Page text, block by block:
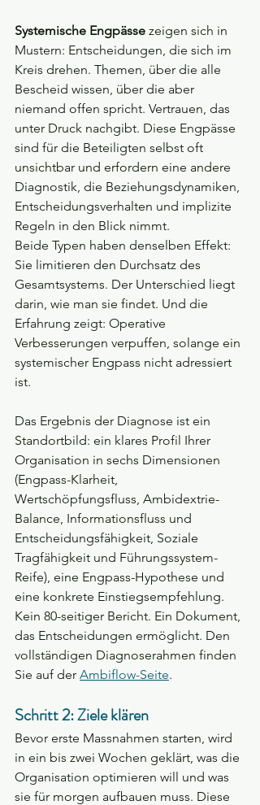
Systemische Engpässe zeigen sich in
Mustern: Entscheidungen, die sich im
Kreis drehen. Themen, über die alle
Bescheid wissen, über die aber
niemand offen spricht. Vertrauen, das
unter Druck nachgibt. Diese Engpässe
sind für die Beteiligten selbst oft
unsichtbar und erfordern eine andere
Diagnostik, die Beziehungsdynamiken,
Entscheidungsverhalten und implizite
Regeln in den Blick nimmt.
Beide Typen haben denselben Effekt:
Sie limitieren den Durchsatz des
Gesamtsystems. Der Unterschied liegt
darin, wie man sie findet. Und die
Erfahrung zeigt: Operative
Verbesserungen verpuffen, solange ein
systemischer Engpass nicht adressiert
ist.
Das Ergebnis der Diagnose ist ein
Standortbild: ein klares Profil Ihrer
Organisation in sechs Dimensionen
(Engpass-Klarheit,
Wertschöpfungsfluss, Ambidextrie-
Balance, Informationsfluss und
Entscheidungsfähigkeit, Soziale
Tragfähigkeit und Führungssystem-
Reife), eine Engpass-Hypothese und
eine konkrete Einstiegsempfehlung.
Kein 80-seitiger Bericht. Ein Dokument,
das Entscheidungen ermöglicht. Den
vollständigen Diagnoserahmen finden
Sie auf der Ambiflow-Seite.
Schritt 2: Ziele klären
Bevor erste Massnahmen starten, wird
in ein bis zwei Wochen geklärt, was die
Organisation optimieren will und was
sie für morgen aufbauen muss. Diese